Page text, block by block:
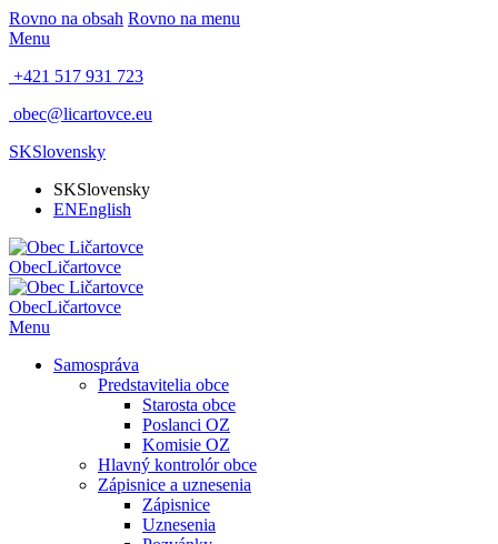
Rovno na obsah Rovno na menu
Menu
+421 517 931 723
obec@licartovce.eu
SKSlovensky
SKSlovensky
ENEnglish
ObecLičartovce
ObecLičartovce
Menu
Samospráva
Predstavitelia obce
Starosta obce
Poslanci OZ
Komisie OZ
Hlavný kontrolór obce
Zápisnice a uznesenia
Zápisnice
Uznesenia